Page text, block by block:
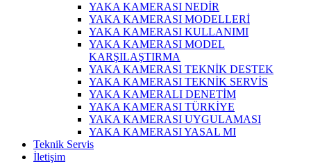
YAKA KAMERASI NEDİR
YAKA KAMERASI MODELLERİ
YAKA KAMERASI KULLANIMI
YAKA KAMERASI MODEL
KARŞILAŞTIRMA
YAKA KAMERASI TEKNİK DESTEK
YAKA KAMERASI TEKNİK SERVİS
YAKA KAMERALI DENETİM
YAKA KAMERASI TÜRKİYE
YAKA KAMERASI UYGULAMASI
YAKA KAMERASI YASAL MI
Teknik Servis
İletişim